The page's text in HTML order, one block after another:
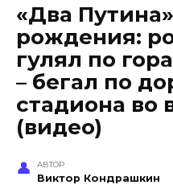
«Два
рождения:
гулял по
– бегал по
стадиона во
(видео)
АВТОР
Виктор Кондрашкин